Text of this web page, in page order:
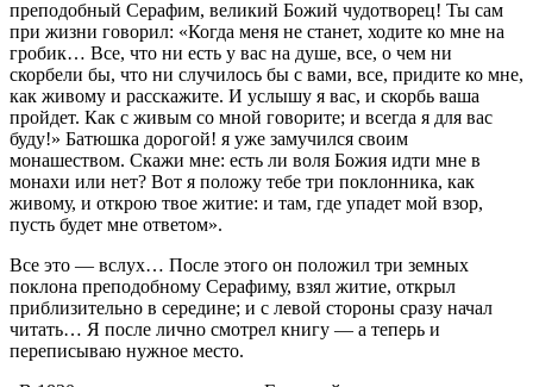
преподобный Серафим, великий Божий чудотворец! Ты сам
при жизни говорил: «Когда меня не станет, ходите ко мне на
гробик… Все, что ни есть у вас на душе, все, о чем ни
скорбели бы, что ни случилось бы с вами, все, придите ко мне,
как живому и расскажите. И услышу я вас, и скорбь ваша
пройдет. Как с живым со мной говорите; и всегда я для вас
буду!» Батюшка дорогой! я уже замучился своим
монашеством. Скажи мне: есть ли воля Божия идти мне в
монахи или нет? Вот я положу тебе три поклонника, как
живому, и открою твое житие: и там, где упадет мой взор,
пусть будет мне ответом».
Все это — вслух… После этого он положил три земных
поклона преподобному Серафиму, взял житие, открыл
приблизительно в середине; и с левой стороны сразу начал
читать… Я после лично смотрел книгу — а теперь и
переписываю нужное место.